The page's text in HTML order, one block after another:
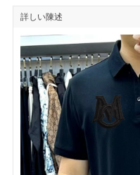
詳しい陳述